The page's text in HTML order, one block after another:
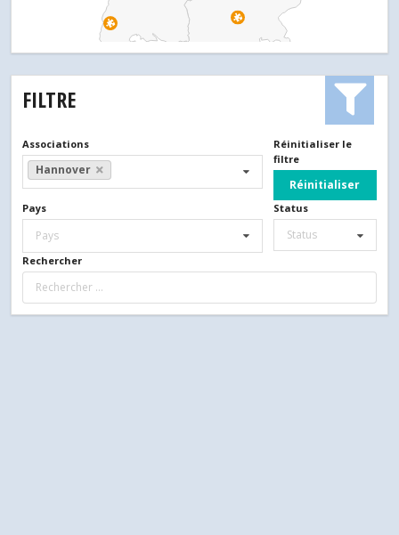
FILTRE
Associations
Hannover
Réinitialiser le
filtre
Réinitialiser
Pays
Pays
Status
Status
Rechercher